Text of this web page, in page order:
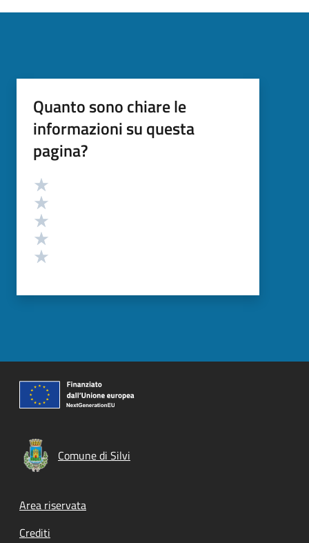
Quanto sono chiare le
informazioni su questa
pagina?
Valutazione
Comune di Silvi
Footer menu
Area riservata
Crediti